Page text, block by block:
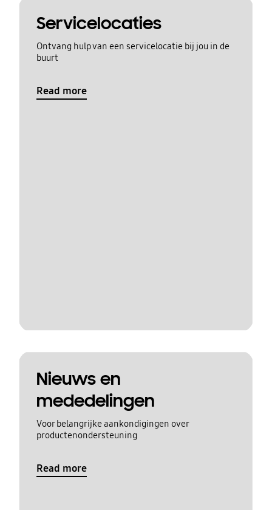
Servicelocaties
Ontvang hulp van een servicelocatie bij jou in de
buurt
Read more
Nieuws en
mededelingen
Voor belangrijke aankondigingen over
productenondersteuning
Read more